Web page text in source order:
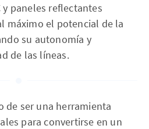
y paneles reflectantes
máximo el potencial de la
su autonomía y
de las líneas.
de ser una herramienta
para convertirse en un